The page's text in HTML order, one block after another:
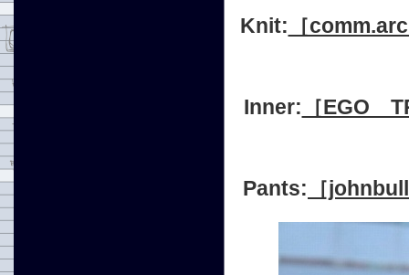
Knit: ［
Inner: ［EGO
Pants: ［